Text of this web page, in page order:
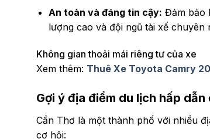
An toàn và đáng tin cậy: Đảm bảo
lượng cao và đội ngũ tài xế chuyên
Không gian thoải mái riêng tư của xe
Xem thêm: Thuê Xe Toyota Camry
Gợi ý địa điểm du lịch hấp dẫn
Cần Thơ là một thành phố với nhiều
cơ hội: